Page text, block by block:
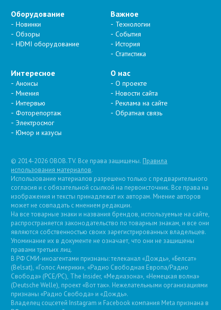
Оборудование
Новинки
Обзоры
HDMI оборудование
Важное
Технологии
События
История
Статистика
Интересное
Анонсы
Мнения
Интервью
Фоторепортаж
Электросмог
Юмор и казусы
О нас
О проекте
Новости сайта
Реклама на сайте
Обратная связь
© 2014-2026 OBOB.TV. Все права защищены. Правила
использования материалов.
Использование материалов разрешено только с предварительного
согласия и с обязательной ссылкой на первоисточник. Все права на
изображения и тексты принадлежат их авторам. Мнение авторов
может не совпадать с мнением редакции.
На все товарные знаки и названия брендов, используемые на сайте,
распространяется законодательство по товарным знакам, и все они
являются собственностью своих зарегистрированных владельцев.
Упоминание их в документе не означает, что они не защищены
правами третьих лиц.
В РФ СМИ-иноагентами признаны: телеканал «Дождь», «Белсат»
(Belsat), «Голос Америки», «Радио Свободная Европа/Радио
Свобода» (PCE/PC), The Insider, «Медиазона», «Немецкая волна»
(Deutsche Welle), проект «Вот так». Нежелательными организациями
признаны «Радио Свобода» и «Дождь».
Владелец соцсетей Instagram и Facebook компания Metа признана в